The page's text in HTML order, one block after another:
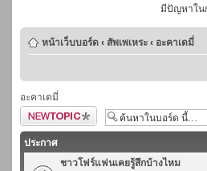
มีปัญหาใน
หน้าเว็บบอร์ด ‹ สัพเพเหระ ‹ อะคาเดมี่
อะคาเดมี่
ตั้งกระทู้ใหม่
ประกาศ
ชาวโฟร์แฟนเคยรู้สึกบ้างไหม